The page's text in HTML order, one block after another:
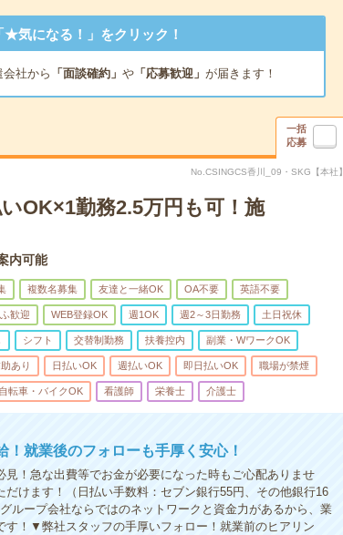
気になる！」をクリック！
会社から 「面談確約」 や「応募歓迎」 が届きます！
一括
応募
No.CSINGCS香川_09・SKG【本社】
OK×1勤務2.5万円も可！施
内可能
複数名募集 友達と一緒OK OA不要 英語不要
歓迎 WEB登録OK 週1OK 週2～3日勤務 土日祝休
シフト 交替制勤務 扶養控内 副業・WワークOK
あり 日払いOK 週払いOK 即日払いOK 職場が禁煙
自転車・バイクOK 看護師 栄養士 介護士
就業後のフォローも手厚く安心！
！急な出費等でお金が必要になった時もご心配ありませ
けます！（日払い手数料：セブン銀行55円、その他銀行16
ープ会社ならではのネットワークと資金力があるから、業
す！▼弊社スタッフの手厚いフォロー！就業前のヒアリン